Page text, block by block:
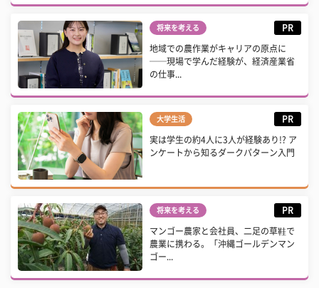
将来を考える PR
地域での農作業がキャリアの原点に
──現場で学んだ経験が、経済産業省
の仕事...
大学生活 PR
実は学生の約4人に3人が経験あり!? ア
ンケートから知るダークパターン入門
将来を考える PR
マンゴー農家と会社員、二足の草鞋で
農業に携わる。「沖縄ゴールデンマン
ゴー...